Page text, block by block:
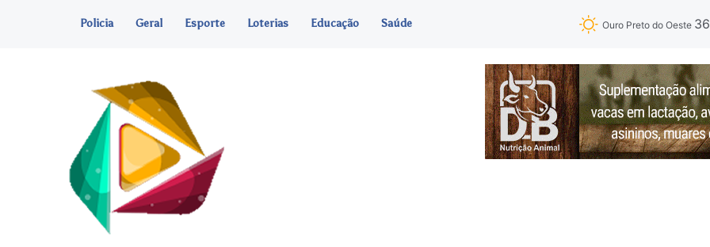
Policia Geral Esporte Loterias Educação Saúde Ouro Preto do Oeste